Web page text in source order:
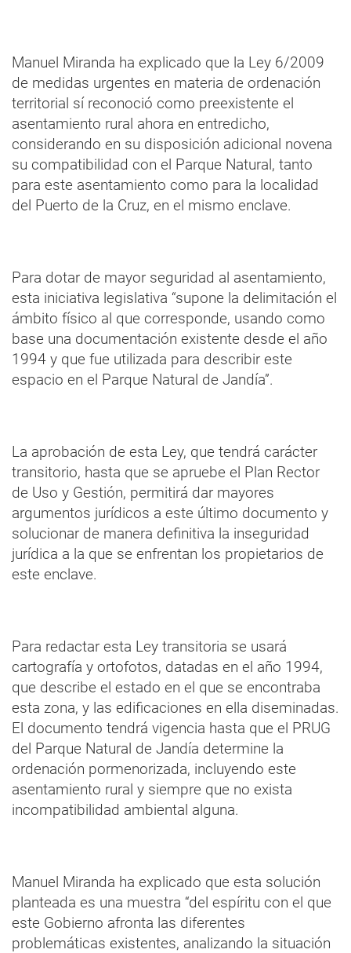
Manuel Miranda ha explicado que la Ley 6/2009
de medidas urgentes en materia de ordenación
territorial sí reconoció como preexistente el
asentamiento rural ahora en entredicho,
considerando en su disposición adicional novena
su compatibilidad con el Parque Natural, tanto
para este asentamiento como para la localidad
del Puerto de la Cruz, en el mismo enclave.
Para dotar de mayor seguridad al asentamiento,
esta iniciativa legislativa “supone la delimitación el
ámbito físico al que corresponde, usando como
base una documentación existente desde el año
1994 y que fue utilizada para describir este
espacio en el Parque Natural de Jandía”.
La aprobación de esta Ley, que tendrá carácter
transitorio, hasta que se apruebe el Plan Rector
de Uso y Gestión, permitirá dar mayores
argumentos jurídicos a este último documento y
solucionar de manera definitiva la inseguridad
jurídica a la que se enfrentan los propietarios de
este enclave.
Para redactar esta Ley transitoria se usará
cartografía y ortofotos, datadas en el año 1994,
que describe el estado en el que se encontraba
esta zona, y las edificaciones en ella diseminadas.
El documento tendrá vigencia hasta que el PRUG
del Parque Natural de Jandía determine la
ordenación pormenorizada, incluyendo este
asentamiento rural y siempre que no exista
incompatibilidad ambiental alguna.
Manuel Miranda ha explicado que esta solución
planteada es una muestra “del espíritu con el que
este Gobierno afronta las diferentes
problemáticas existentes, analizando la situación